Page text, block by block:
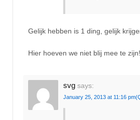
Gelijk hebben is 1 ding, gelijk
Hier hoeven we niet blij mee te zijn!
svg says:
January 25, 2013 at 11:16 pm